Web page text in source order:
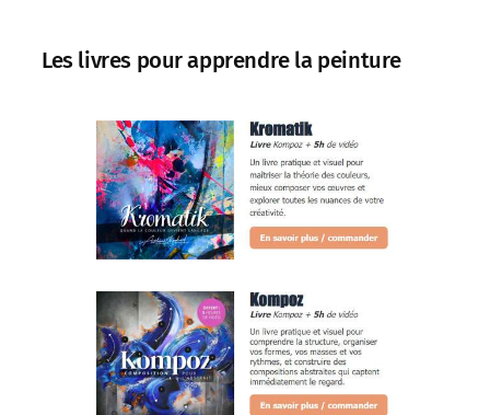
Les livres pour apprendre la peinture